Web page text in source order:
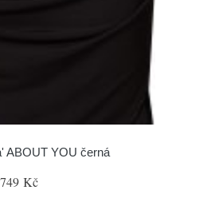
ABOUT YOU černá
749 Kč